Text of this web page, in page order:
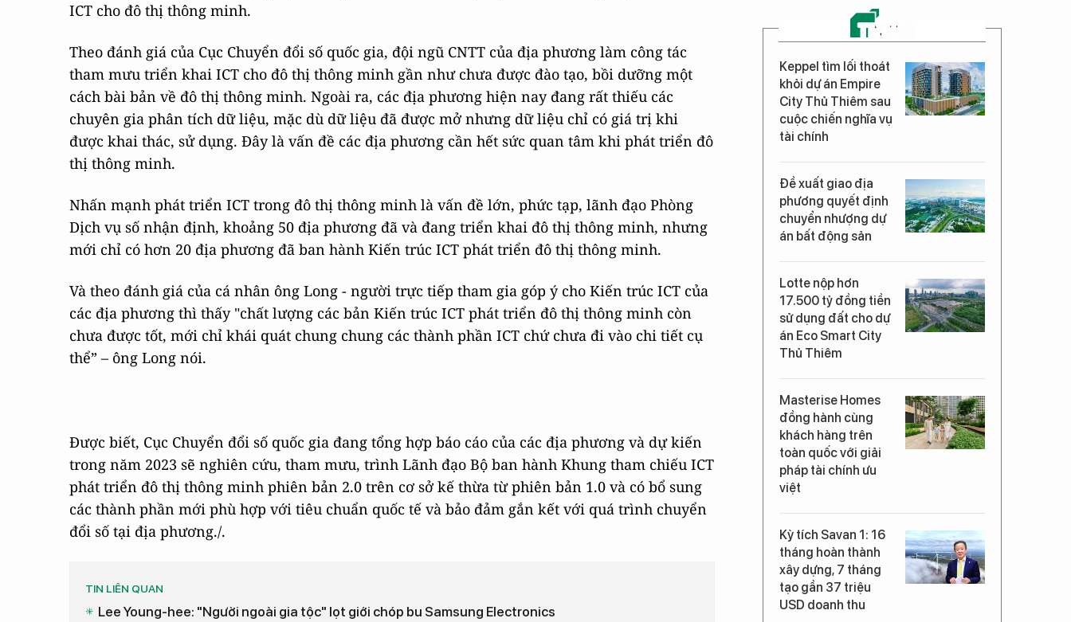
ICT cho đô thị thông minh.
Theo đánh giá của Cục Chuyển đổi số quốc gia, đội ngũ CNTT của địa phương làm công tác
tham mưu triển khai ICT cho đô thị thông minh gần như chưa được đào tạo, bồi dưỡng một
cách bài bản về đô thị thông minh. Ngoài ra, các địa phương hiện nay đang rất thiếu các
chuyên gia phân tích dữ liệu, mặc dù dữ liệu đã được mở nhưng dữ liệu chỉ có giá trị khi
được khai thác, sử dụng. Đây là vấn đề các địa phương cần hết sức quan tâm khi phát triển đô
thị thông minh.
Nhấn mạnh phát triển ICT trong đô thị thông minh là vấn đề lớn, phức tạp, lãnh đạo Phòng
Dịch vụ số nhận định, khoảng 50 địa phương đã và đang triển khai đô thị thông minh, nhưng
mới chỉ có hơn 20 địa phương đã ban hành Kiến trúc ICT phát triển đô thị thông minh.
Và theo đánh giá của cá nhân ông Long - người trực tiếp tham gia góp ý cho Kiến trúc ICT của
các địa phương thì thấy "chất lượng các bản Kiến trúc ICT phát triển đô thị thông minh còn
chưa được tốt, mới chỉ khái quát chung chung các thành phần ICT chứ chưa đi vào chi tiết cụ
thể” – ông Long nói.
Được biết, Cục Chuyển đổi số quốc gia đang tổng hợp báo cáo của các địa phương và dự kiến
trong năm 2023 sẽ nghiên cứu, tham mưu, trình Lãnh đạo Bộ ban hành Khung tham chiếu ICT
phát triển đô thị thông minh phiên bản 2.0 trên cơ sở kế thừa từ phiên bản 1.0 và có bổ sung
các thành phần mới phù hợp với tiêu chuẩn quốc tế và bảo đảm gắn kết với quá trình chuyển
đổi số tại địa phương./.
TIN LIÊN QUAN
Lee Young-hee: "Người ngoài gia tộc" lọt giới chóp bu Samsung Electronics
TIN MỚI
Keppel tìm lối thoát
khỏi dự án Empire
City Thủ Thiêm sau
cuộc chiến nghĩa vụ
tài chính
Đề xuất giao địa
phương quyết định
chuyển nhượng dự
án bất động sản
Lotte nộp hơn
17.500 tỷ đồng tiền
sử dụng đất cho dự
án Eco Smart City
Thủ Thiêm
Masterise Homes
đồng hành cùng
khách hàng trên
toàn quốc với giải
pháp tài chính ưu
việt
Kỳ tích Savan 1: 16
tháng hoàn thành
xây dựng, 7 tháng
tạo gần 37 triệu
USD doanh thu